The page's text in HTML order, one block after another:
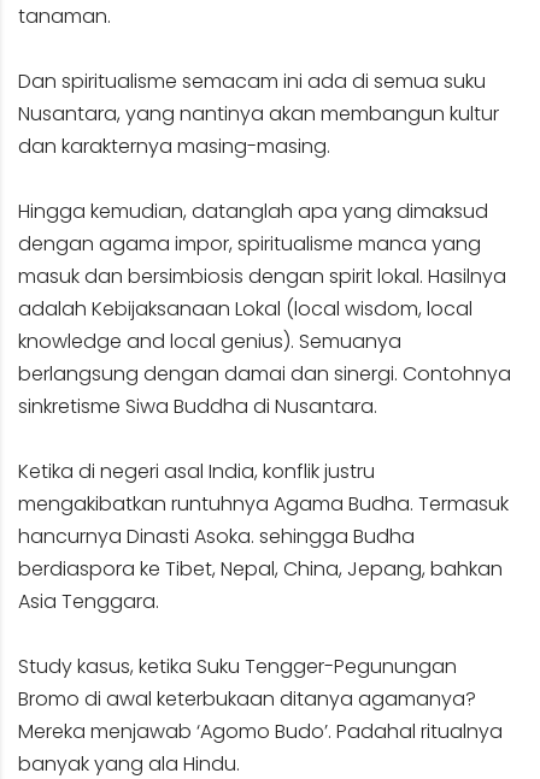
tanaman.
Dan spiritualisme semacam ini ada di semua suku
Nusantara, yang nantinya akan membangun kultur
dan karakternya masing-masing.
Hingga kemudian, datanglah apa yang dimaksud
dengan agama impor, spiritualisme manca yang
masuk dan bersimbiosis dengan spirit lokal. Hasilnya
adalah Kebijaksanaan Lokal (local wisdom, local
knowledge and local genius). Semuanya
berlangsung dengan damai dan sinergi. Contohnya
sinkretisme Siwa Buddha di Nusantara.
Ketika di negeri asal India, konflik justru
mengakibatkan runtuhnya Agama Budha. Termasuk
hancurnya Dinasti Asoka. sehingga Budha
berdiaspora ke Tibet, Nepal, China, Jepang, bahkan
Asia Tenggara.
Study kasus, ketika Suku Tengger-Pegunungan
Bromo di awal keterbukaan ditanya agamanya?
Mereka menjawab ‘Agomo Budo’. Padahal ritualnya
banyak yang ala Hindu.